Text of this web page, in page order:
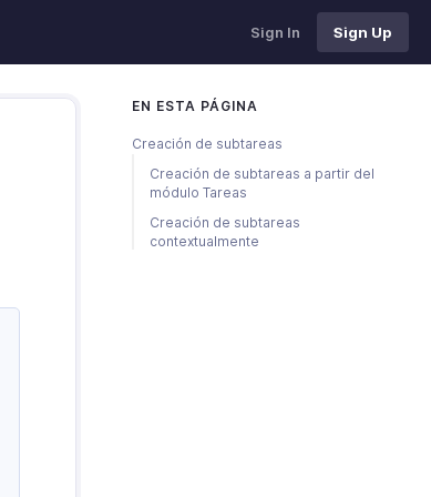
Sign In Sign Up
EN ESTA PÁGINA
Creación de subtareas
Creación de subtareas a partir del
módulo Tareas
Creación de subtareas
contextualmente